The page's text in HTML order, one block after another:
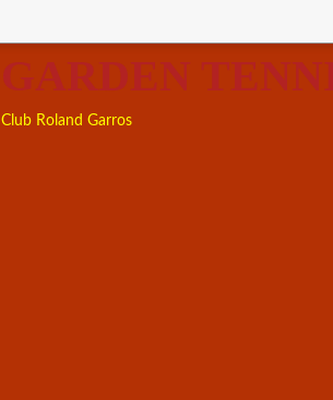
GARDEN
Club Roland Garros